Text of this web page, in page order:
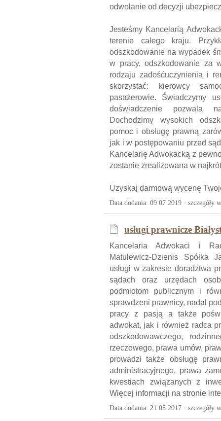
odwołanie od decyzji
Jesteśmy Kancelarią
terenie całego kraju.
odszkodowanie na wypadek
w pracy, odszkodowanie za
rodzaju zadośćuczynienia i
skorzystać: kierowcy
pasażerowie. Świadczymy
doświadczenie pozwala
Dochodzimy wysokich
pomoc i obsługę prawną
jak i w postępowaniu przed
Kancelarię Adwokacką z
zostanie zrealizowana w
Uzyskaj darmową wycenę
Data dodania: 09 07 2019 · szczegóły
usługi prawnicze
Kancelaria Adwokaci i
Matulewicz-Dzienis Spółka
usługi w zakresie doradztwa
sądach oraz urzędach
podmiotom publicznym i
sprawdzeni prawnicy, nadal
pracy z pasją a także
adwokat, jak i również radca
odszkodowawczego,
rzeczowego, prawa umów,
prowadzi także obsługę
administracyjnego, prawa
kwestiach związanych z
Więcej informacji na stronie
Data dodania: 21 05 2017 · szczegóły